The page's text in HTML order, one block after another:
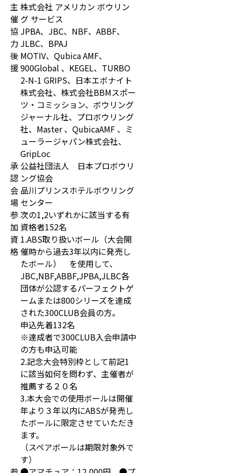
主
催
株式会社 アメリカン ボウリン
グ サービス
協
力
JPBA、 JBC、 NBF、 ABBF、
JLBC、 BPAJ
後
援
MOTIV、 Qubica AMF、
900Global 、 KEGEL、 TURBO
2-N-1 GRIPS、日本エボナイト
株式会社、 株式会社BBMスポー
ツ・コミッション、 ボウリング
ジャーナル社、プロボウリング
社、 Master、QubicaAMF 、 ミ
ューラージャパン株式会社、
GripLoc
承
認
公益社団法人 日本プロボウリ
ング協会
会
場
品川プリンスホテルボウリング
センター
参
加
資
格
次の1,2いずれかに該当する有
資格者152名
1.ABS取り扱いボール（大会開
催時から過去3年以内に発売し
たボール） を使用して、
JBC,NBF,ABBF,JPBA,JLBC各
団体が公認するパーフェクトゲ
ームまたは800シリーズを達成
された300CLUB会員の方。
申込先着132名
※達成者で300CLUB入会申請中
の方も申込可能
2.記念大会特別枠として前記1
に該当如何を問わず、主催者が
推薦する２０名
3.本大会での使用ボールは開催
年より３年以内にABSが発売し
たボールに限定させていただき
ます。
（スペアボールは期限対象外で
す）